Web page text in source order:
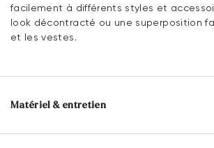
facilement à différents styles et
look décontracté ou une superposition
et les vestes.
Matériel & entretien
Dessus: Textile